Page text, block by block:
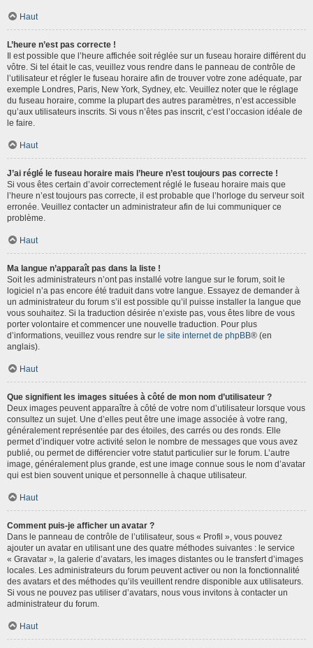
Haut
L’heure n’est pas correcte !
Il est possible que l’heure affichée soit réglée sur un fuseau horaire différent du
vôtre. Si tel était le cas, veuillez vous rendre dans le panneau de contrôle de
l’utilisateur et régler le fuseau horaire afin de trouver votre zone adéquate, par
exemple Londres, Paris, New York, Sydney, etc. Veuillez noter que le réglage
du fuseau horaire, comme la plupart des autres paramètres, n’est accessible
qu’aux utilisateurs inscrits. Si vous n’êtes pas inscrit, c’est l’occasion idéale de
le faire.
Haut
J’ai réglé le fuseau horaire mais l’heure n’est toujours pas correcte !
Si vous êtes certain d’avoir correctement réglé le fuseau horaire mais que
l’heure n’est toujours pas correcte, il est probable que l’horloge du serveur soit
erronée. Veuillez contacter un administrateur afin de lui communiquer ce
problème.
Haut
Ma langue n’apparaît pas dans la liste !
Soit les administrateurs n’ont pas installé votre langue sur le forum, soit le
logiciel n’a pas encore été traduit dans votre langue. Essayez de demander à
un administrateur du forum s’il est possible qu’il puisse installer la langue que
vous souhaitez. Si la traduction désirée n’existe pas, vous êtes libre de vous
porter volontaire et commencer une nouvelle traduction. Pour plus
d’informations, veuillez vous rendre sur le site internet de phpBB® (en
anglais).
Haut
Que signifient les images situées à côté de mon nom d’utilisateur ?
Deux images peuvent apparaître à côté de votre nom d’utilisateur lorsque vous
consultez un sujet. Une d’elles peut être une image associée à votre rang,
généralement représentée par des étoiles, des carrés ou des ronds. Elle
permet d’indiquer votre activité selon le nombre de messages que vous avez
publié, ou permet de différencier votre statut particulier sur le forum. L’autre
image, généralement plus grande, est une image connue sous le nom d’avatar
qui est bien souvent unique et personnelle à chaque utilisateur.
Haut
Comment puis-je afficher un avatar ?
Dans le panneau de contrôle de l’utilisateur, sous « Profil », vous pouvez
ajouter un avatar en utilisant une des quatre méthodes suivantes : le service
« Gravatar », la galerie d’avatars, les images distantes ou le transfert d’images
locales. Les administrateurs du forum peuvent activer ou non la fonctionnalité
des avatars et des méthodes qu’ils veuillent rendre disponible aux utilisateurs.
Si vous ne pouvez pas utiliser d’avatars, nous vous invitons à contacter un
administrateur du forum.
Haut